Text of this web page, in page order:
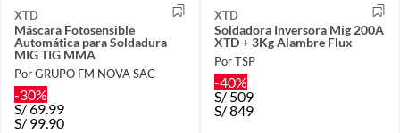
XTD
Máscara Fotosensible
Automática para Soldadura
MIG TIG MMA
Por GRUPO FM NOVA SAC
-30%
S/69.99
S/ 99.90
XTD
Soldadora Inversora Mig 200A
XTD + 3Kg Alambre Flux
Por TSP
-40%
S/ 509
S/849